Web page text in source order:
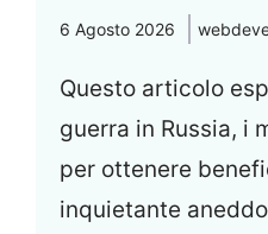
6 Agosto 2026
Questo articolo
guerra in Russia, i
per ottenere
inquietante